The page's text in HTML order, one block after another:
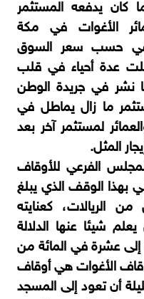
كان يدفعه المستثمر
الأغوات في مكة
حسب سعر السوق
عدة أحياء في قلب
نشر في جريدة الوطن
فإن المستثمر ما زال يماطل في
لمستثمر آخر بعد
المثل.
الفرعي للأوقاف
الوقف الذي يبلغ
الريالات، كعنايته
شيئا عنها الدلالة
إلى عشرة في المائة من
الأغوات هي أوقاف
أن تعود إلى المسجد